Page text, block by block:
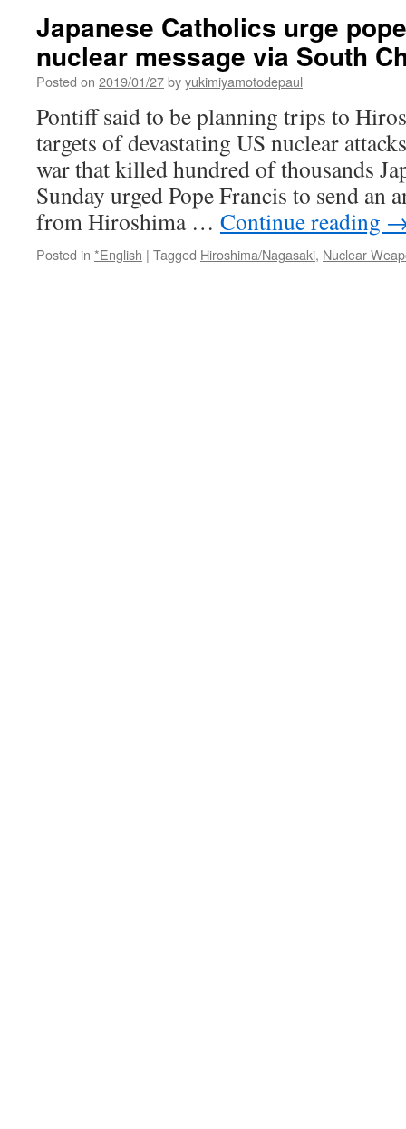
Japanese Catholics urge
nuclear message via South
Posted on 2019/01/27byyukimiyamotodepaul
Pontiff said to be planning trips to
targets of devastating US nuclear
war that killed hundred of thousands
Sunday urged Pope Francis to send an
from Hiroshima … Continue reading
Posted in *English | Tagged Hiroshima/Nagasaki, Nuclear